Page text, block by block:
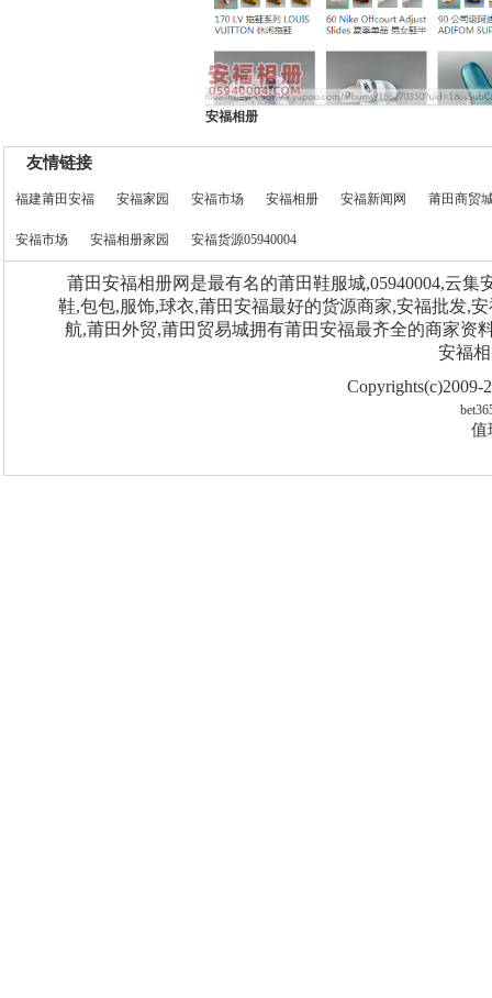
安福相册
友情链接
福建莆田安福 安福家园 安福市场 安福相册 安福新闻网 莆田商贸
安福市场 安福相册家园 安福货源05940004
莆田安福相册网是最有名的莆田鞋服城,05940004,云
鞋,包包,服饰,球衣,莆田安福最好的货源商家,安福批发,
航,莆田外贸,莆田贸易城拥有莆田安福最齐全的商家资
安福
Copyrights(c)2009-
值